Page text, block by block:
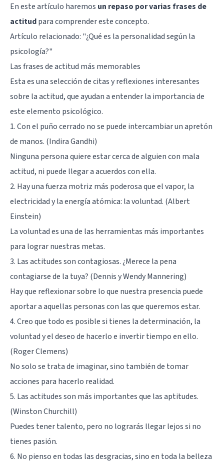
En este artículo haremos un repaso por varias frases de
actitudpara comprender este concepto.
Artículo relacionado: "¿Qué es la personalidad según la
psicología?"
Las frases de actitud más memorables
Esta es una selección de citas y reflexiones interesantes
sobre la actitud, que ayudan a entender la importancia de
este elemento psicológico.
1. Con el puño cerrado no se puede intercambiar un apretón
de manos. (Indira Gandhi)
Ninguna persona quiere estar cerca de alguien con mala
actitud, ni puede llegar a acuerdos con ella.
2. Hay una fuerza motriz más poderosa que el vapor, la
electricidad y la energía atómica: la voluntad. (Albert
Einstein)
La voluntad es una de las herramientas más importantes
para lograr nuestras metas.
3. Las actitudes son contagiosas. ¿Merece la pena
contagiarse de la tuya? (Dennis y Wendy Mannering)
Hay que reflexionar sobre lo que nuestra presencia puede
aportar a aquellas personas con las que queremos estar.
4. Creo que todo es posible si tienes la determinación, la
voluntad y el deseo de hacerlo e invertir tiempo en ello.
(Roger Clemens)
No solo se trata de imaginar, sino también de tomar
acciones para hacerlo realidad.
5. Las actitudes son más importantes que las aptitudes.
(Winston Churchill)
Puedes tener talento, pero no lograrás llegar lejos si no
tienes pasión.
6. No pienso en todas las desgracias, sino en toda la belleza